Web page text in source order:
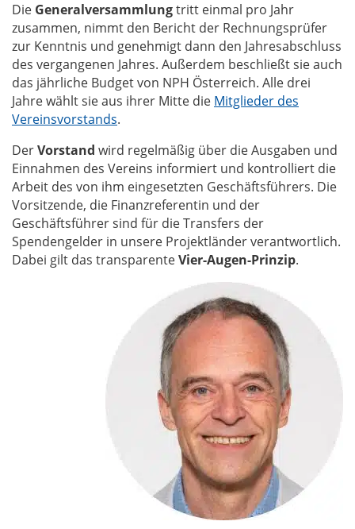
Die Generalversammlungtritt einmal pro Jahr
zusammen, nimmt den Bericht der Rechnungsprüfer
zur Kenntnis und genehmigt dann den Jahresabschluss
des vergangenen Jahres. Außerdem beschließt sie auch
das jährliche Budget von NPH Österreich. Alle drei
Jahre wählt sie aus ihrer Mitte die Mitglieder des
Vereinsvorstands.
DerVorstand wird regelmäßig über die Ausgaben und
Einnahmen des Vereins informiert und kontrolliert die
Arbeit des von ihm eingesetzten Geschäftsführers. Die
Vorsitzende, die Finanzreferentin und der
Geschäftsführer sind für die Transfers der
Spendengelder in unsere Projektländer verantwortlich.
Dabei gilt das transparenteVier-Augen-Prinzip.